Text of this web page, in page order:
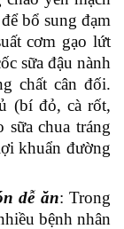
bổ sung đạm
cơm gạo lứt
sữa đậu nành
chất cân đối.
(bí đỏ, cà rốt,
chua tráng
khuẩn đường
dễ ăn: Trong
bệnh nhân